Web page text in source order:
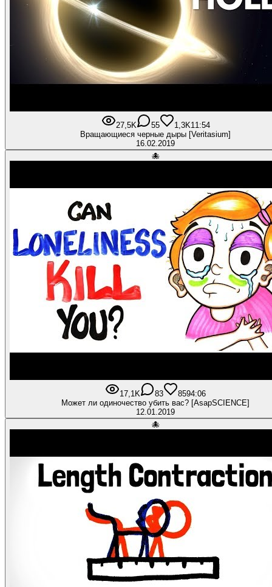
27,5K 55 1,3K11:54
Вращающиеся черные дыры [Veritasium]
16.02.2019
🐙
17,1K 83 8594:06
Может ли одиночество убить вас? [AsapSCIENCE]
12.01.2019
🐙